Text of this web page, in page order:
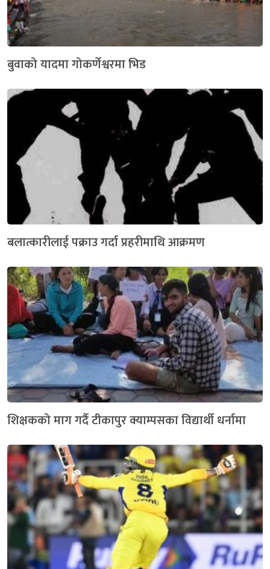
बुवाको यादमा गोकर्णेश्वरमा भिड
बलात्कारीलाई पक्राउ गर्दा प्रहरीमाथि आक्रमण
शिक्षकको माग गर्दै टीकापुर क्याम्पसका विद्यार्थी धर्नामा